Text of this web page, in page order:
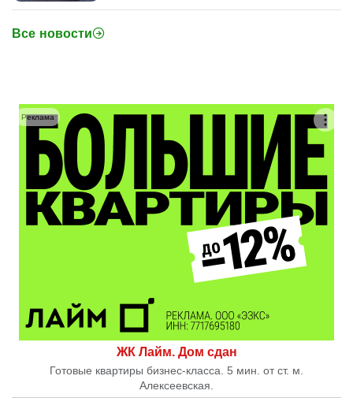
Все новости
ЖК Лайм. Дом сдан
Готовые квартиры бизнес-класса. 5 мин. от ст. м.
Алексеевская.
Реклама